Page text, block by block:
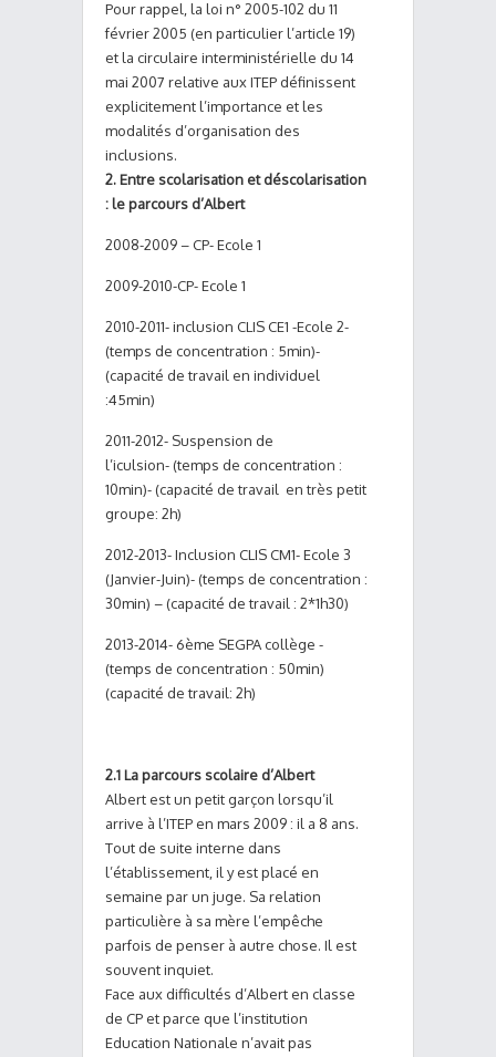
Pour rappel, la loi n° 2005-102 du 11
février 2005 (en particulier l’article 19)
et la circulaire interministérielle du 14
mai 2007 relative aux ITEP définissent
explicitement l’importance et les
modalités d’organisation des
inclusions.
2. Entre scolarisation et déscolarisation
: le parcours d’Albert
2008-2009 – CP- Ecole 1
2009-2010-CP- Ecole 1
2010-2011- inclusion CLIS CE1 -Ecole 2-
(temps de concentration : 5min)-
(capacité de travail en individuel
:45min)
2011-2012- Suspension de
l’iculsion- (temps de concentration :
10min)- (capacité de travail en très petit
groupe: 2h)
2012-2013- Inclusion CLIS CM1- Ecole 3
(Janvier-Juin)- (temps de concentration :
30min) – (capacité de travail : 2*1h30)
2013-2014- 6ème SEGPA collège -
(temps de concentration : 50min)
(capacité de travail: 2h)
2.1 La parcours scolaire d’Albert
Albert est un petit garçon lorsqu’il
arrive à l’ITEP en mars 2009 : il a 8 ans.
Tout de suite interne dans
l’établissement, il y est placé en
semaine par un juge. Sa relation
particulière à sa mère l’empêche
parfois de penser à autre chose. Il est
souvent inquiet.
Face aux difficultés d’Albert en classe
de CP et parce que l’institution
Education Nationale n’avait pas